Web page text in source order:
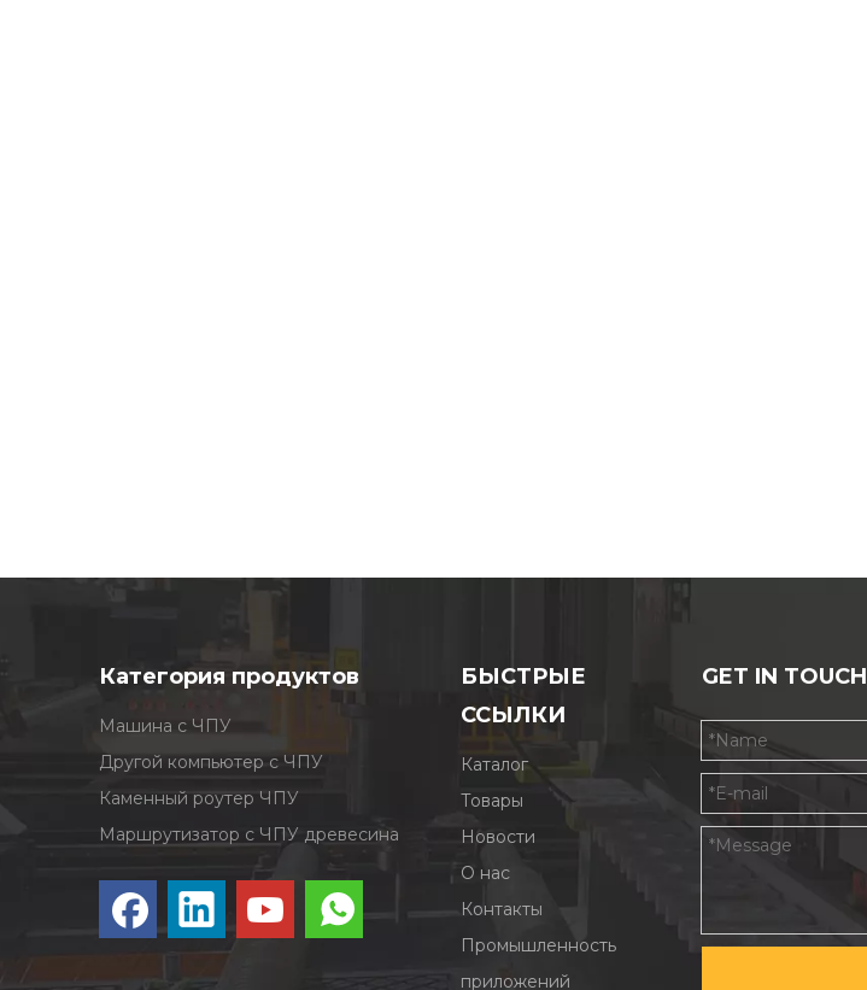
Категория продуктов
Машина с ЧПУ
Другой компьютер с ЧПУ
Каменный роутер ЧПУ
Маршрутизатор с ЧПУ древесина
БЫСТРЫЕ
ССЫЛКИ
Каталог
Товары
Новости
О нас
Контакты
Промышленность
приложений
GET IN TOUCH